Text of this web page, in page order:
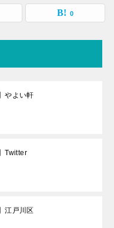
0
やよい軒
Twitter
江戸川区